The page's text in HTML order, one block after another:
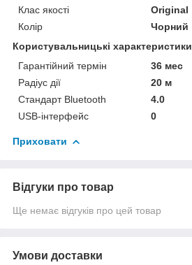
Клас якості
Original
Колір
Чорний
Користувальницькі характеристики
Гарантійний термін
36 мес
Радіус дії
20 м
Стандарт Bluetooth
4.0
USB-інтерфейс
0
Приховати
Відгуки про товар
Ще немає відгуків про цей товар
Умови доставки